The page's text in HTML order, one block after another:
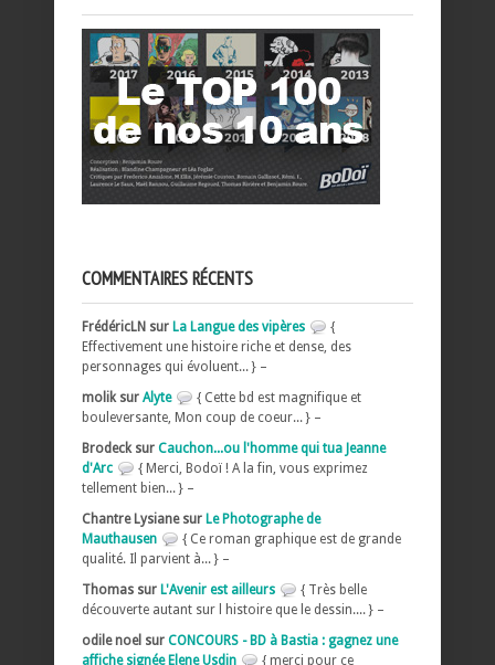
COMMENTAIRES RÉCENTS
FrédéricLN sur La Langue des vipères
{
Effectivement une histoire riche et dense, des
personnages qui évoluent... } –
molik sur Alyte
{ Cette bd est magnifique et
bouleversante, Mon coup de coeur... } –
Brodeck sur Cauchon...ou l'homme qui tua Jeanne
d'Arc
{ Merci, Bodoï ! A la fin, vous exprimez
tellement bien... } –
Chantre Lysiane sur Le Photographe de
Mauthausen
{ Ce roman graphique est de grande
qualité. Il parvient à... } –
Thomas sur L'Avenir est ailleurs
{ Très belle
découverte autant sur l histoire que le dessin.... } –
odile noel sur CONCOURS - BD à Bastia : gagnez une
affiche signée Elene Usdin
{ merci pour ce